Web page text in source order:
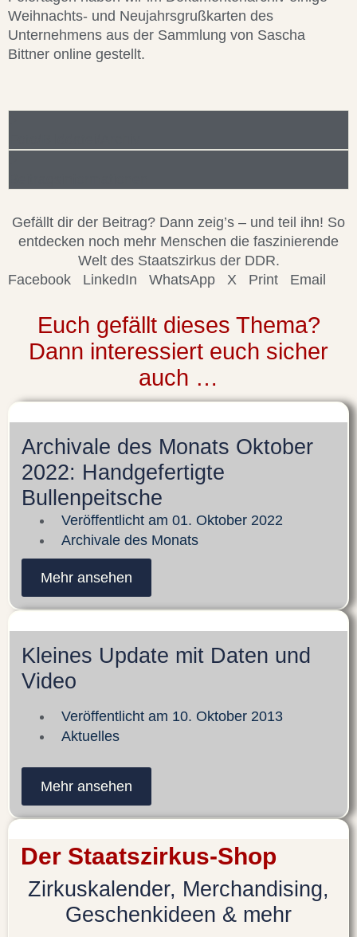
Weihnachts- und Neujahrsgrußkarten des
Unternehmens aus der Sammlung von Sascha
Bittner online gestellt.
Gefällt dir der Beitrag? Dann zeig’s – und teil ihn! So
entdecken noch mehr Menschen die faszinierende
Welt des Staatszirkus der DDR.
Facebook
LinkedIn WhatsApp X Print Email
Euch gefällt dieses Thema?
Dann interessiert euch sicher
auch …
Archivale des Monats Oktober
2022: Handgefertigte
Bullenpeitsche
Veröffentlicht am 01. Oktober 2022
Archivale des Monats
Mehr ansehen
Kleines Update mit Daten und
Video
Veröffentlicht am 10. Oktober 2013
Aktuelles
Mehr ansehen
Der Staatszirkus-Shop
Zirkuskalender, Merchandising,
Geschenkideen & mehr